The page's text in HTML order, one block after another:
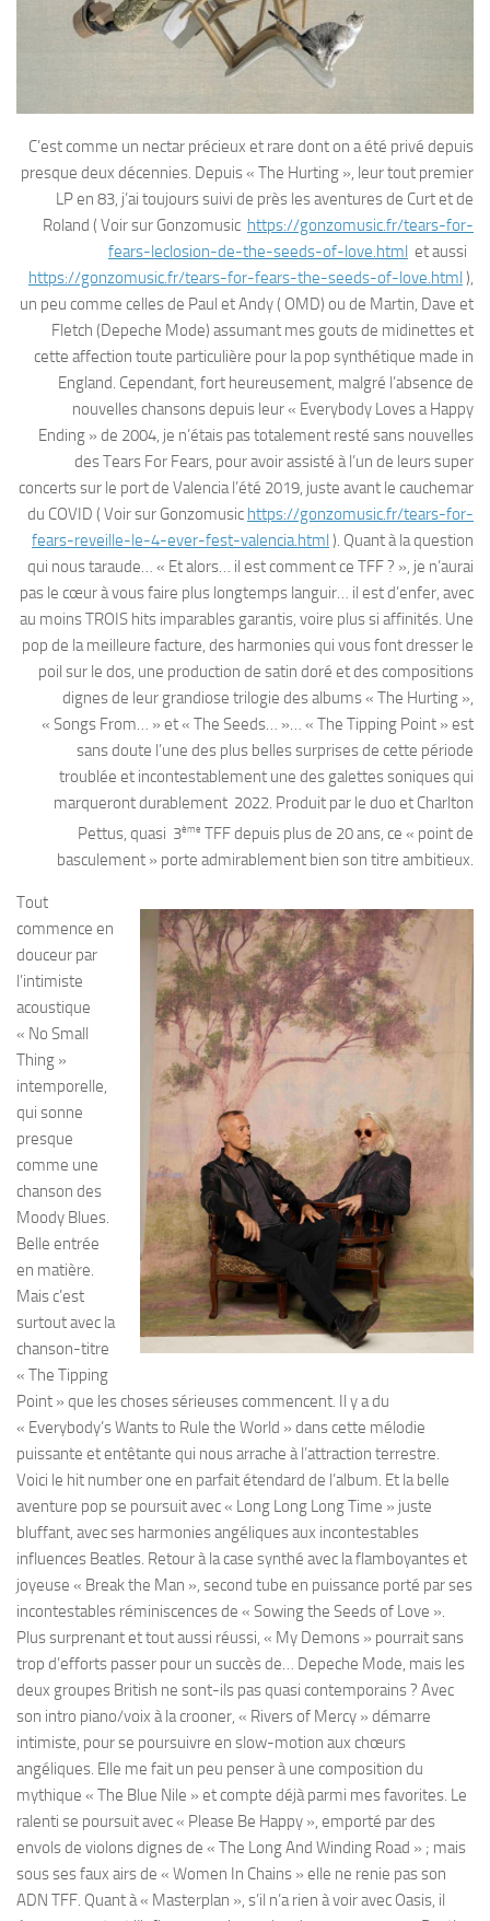
C’est comme un nectar précieux et rare dont on a été privé depuis
presque deux décennies. Depuis « The Hurting », leur tout premier
LP en 83, j’ai toujours suivi de près les aventures de Curt et de
Roland ( Voir sur Gonzomusic https://gonzomusic.fr/tears-for-
fears-leclosion-de-the-seeds-of-love.html et aussi
https://gonzomusic.fr/tears-for-fears-the-seeds-of-love.html ),
un peu comme celles de Paul et Andy ( OMD) ou de Martin, Dave et
Fletch (Depeche Mode) assumant mes gouts de midinettes et
cette affection toute particulière pour la pop synthétique made in
England. Cependant, fort heureusement, malgré l’absence de
nouvelles chansons depuis leur « Everybody Loves a Happy
Ending » de 2004, je n’étais pas totalement resté sans nouvelles
des Tears For Fears, pour avoir assisté à l’un de leurs super
concerts sur le port de Valencia l’été 2019, juste avant le cauchemar
du COVID ( Voir sur Gonzomusic https://gonzomusic.fr/tears-for-
fears-reveille-le-4-ever-fest-valencia.html ). Quant à la question
qui nous taraude… « Et alors… il est comment ce TFF ? », je n’aurai
pas le cœur à vous faire plus longtemps languir… il est d’enfer, avec
au moins TROIS hits imparables garantis, voire plus si affinités. Une
pop de la meilleure facture, des harmonies qui vous font dresser le
poil sur le dos, une production de satin doré et des compositions
dignes de leur grandiose trilogie des albums « The Hurting »,
« Songs From… » et « The Seeds… »… « The Tipping Point » est
sans doute l’une des plus belles surprises de cette période
troublée et incontestablement une des galettes soniques qui
marqueront durablement 2022. Produit par le duo et Charlton
Pettus, quasi 3ème TFF depuis plus de 20 ans, ce « point de
basculement » porte admirablement bien son titre ambitieux.
Tout
commence en
douceur par
l’intimiste
acoustique
« No Small
Thing »
intemporelle,
qui sonne
presque
comme une
chanson des
Moody Blues.
Belle entrée
en matière.
Mais c’est
surtout avec la
chanson-titre
« The Tipping
Point » que les choses sérieuses commencent. Il y a du
« Everybody’s Wants to Rule the World » dans cette mélodie
puissante et entêtante qui nous arrache à l’attraction terrestre.
Voici le hit number one en parfait étendard de l’album. Et la belle
aventure pop se poursuit avec « Long Long Long Time » juste
bluffant, avec ses harmonies angéliques aux incontestables
influences Beatles. Retour à la case synthé avec la flamboyantes et
joyeuse « Break the Man », second tube en puissance porté par ses
incontestables réminiscences de « Sowing the Seeds of Love ».
Plus surprenant et tout aussi réussi, « My Demons » pourrait sans
trop d’efforts passer pour un succès de… Depeche Mode, mais les
deux groupes British ne sont-ils pas quasi contemporains ? Avec
son intro piano/voix à la crooner, « Rivers of Mercy » démarre
intimiste, pour se poursuivre en slow-motion aux chœurs
angéliques. Elle me fait un peu penser à une composition du
mythique « The Blue Nile » et compte déjà parmi mes favorites. Le
ralenti se poursuit avec « Please Be Happy », emporté par des
envols de violons dignes de « The Long And Winding Road » ; mais
sous ses faux airs de « Women In Chains » elle ne renie pas son
ADN TFF. Quant à « Masterplan », s’il n’a rien à voir avec Oasis, il